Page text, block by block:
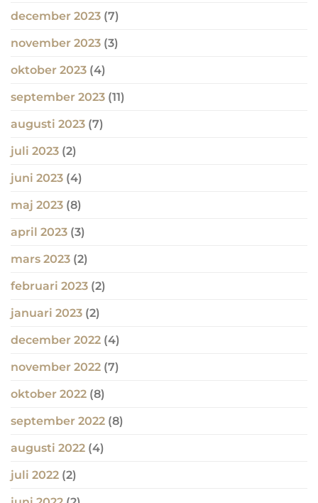
december 2023 (7)
november 2023 (3)
oktober 2023 (4)
september 2023 (11)
augusti 2023 (7)
juli 2023 (2)
juni 2023 (4)
maj 2023 (8)
april 2023 (3)
mars 2023 (2)
februari 2023 (2)
januari 2023 (2)
december 2022 (4)
november 2022 (7)
oktober 2022 (8)
september 2022 (8)
augusti 2022 (4)
juli 2022 (2)